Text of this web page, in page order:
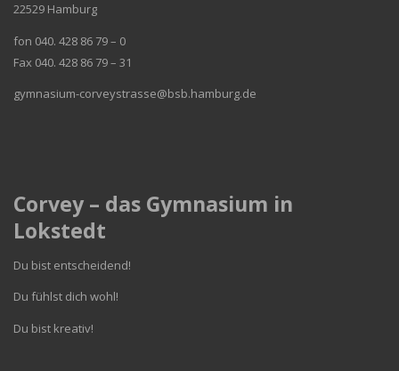
22529 Hamburg
fon 040. 428 86 79 – 0
Fax 040. 428 86 79 – 31
gymnasium-corveystrasse@bsb.hamburg.de
Corvey – das Gymnasium in
Lokstedt
Du bist entscheidend!
Du fühlst dich wohl!
Du bist kreativ!